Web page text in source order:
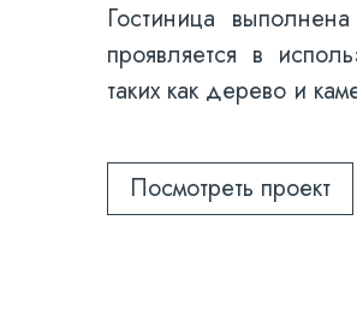
Гостиница
проявляется в
таких как дерево и
Посмотреть проект